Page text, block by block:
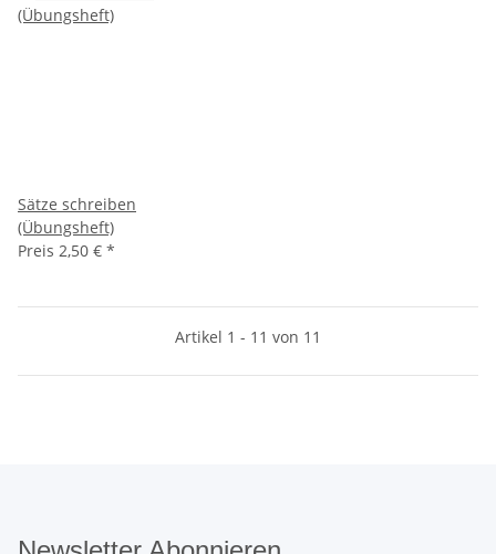
Sätze schreiben
(Übungsheft)
Preis 2,50 € *
Artikel 1 - 11 von 11